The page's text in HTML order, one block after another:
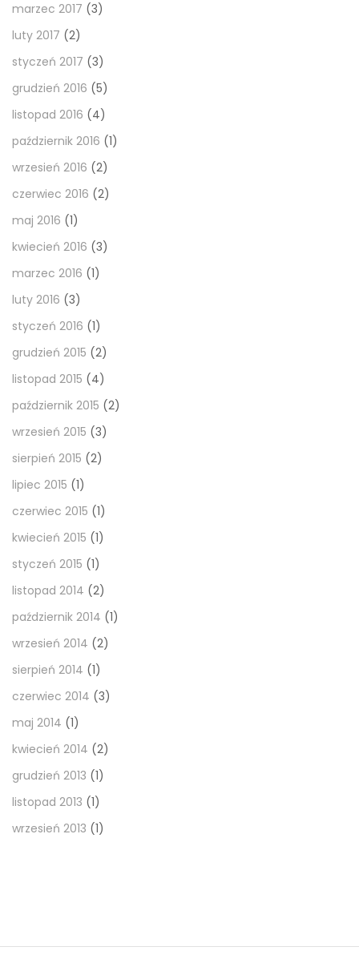
marzec 2017 (3)
luty 2017 (2)
styczeń 2017 (3)
grudzień 2016 (5)
listopad 2016 (4)
październik 2016 (1)
wrzesień 2016 (2)
czerwiec 2016 (2)
maj 2016 (1)
kwiecień 2016 (3)
marzec 2016 (1)
luty 2016 (3)
styczeń 2016 (1)
grudzień 2015 (2)
listopad 2015 (4)
październik 2015 (2)
wrzesień 2015 (3)
sierpień 2015 (2)
lipiec 2015 (1)
czerwiec 2015 (1)
kwiecień 2015 (1)
styczeń 2015 (1)
listopad 2014 (2)
październik 2014 (1)
wrzesień 2014 (2)
sierpień 2014 (1)
czerwiec 2014 (3)
maj 2014 (1)
kwiecień 2014 (2)
grudzień 2013 (1)
listopad 2013 (1)
wrzesień 2013 (1)